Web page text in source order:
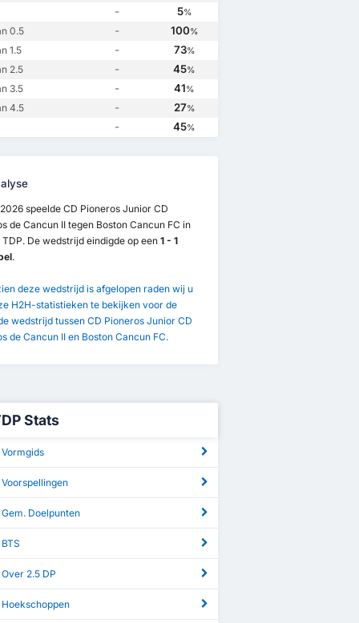
- 5%
0.5 - 100%
1.5 - 73%
2.5 - 45%
3.5 - 41%
4.5 - 27%
- 45%
speelde CD Pioneros Junior CD
de Cancun II tegen Boston Cancun FC in
TDP. De wedstrijd eindigde op een 1 - 1
.
deze wedstrijd is afgelopen raden wij u
H2H-statistieken te bekijken voor de
wedstrijd tussen CD Pioneros Junior CD
de Cancun II en Boston Cancun FC.
Stats
Doelpunten
2.5 DP